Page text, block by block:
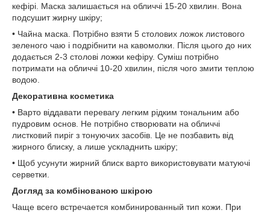
кефірі. Маска залишається на обличчі 15-20 хвилин. Вона
подсушит жирну шкіру;
• Чайна маска. Потрібно взяти 5 столових ложок листового
зеленого чаю і подрібнити на кавомолки. Після цього до них
додається 2-3 столові ложки кефіру. Суміш потрібно
потримати на обличчі 10-20 хвилин, після чого змити теплою
водою.
Декоративна косметика
• Варто віддавати перевагу легким рідким тональним або
пудровим основ. Не потрібно створювати на обличчі
листковий пиріг з тонуючих засобів. Це не позбавить від
жирного блиску, а лише ускладнить шкіру;
• Щоб усунути жирний блиск варто використовувати матуючі
серветки.
Догляд за комбінованою шкірою
Чаще всего встречается комбинированный тип кожи. При